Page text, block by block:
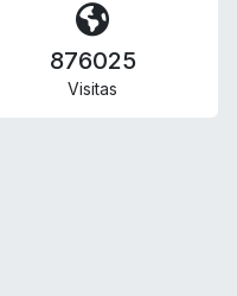
876025
Visitas